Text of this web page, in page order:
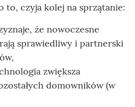
to, czyja kolej na sprzątanie:
że nowoczesne
sprawiedliwy i partnerski
zwiększa
domowników (w